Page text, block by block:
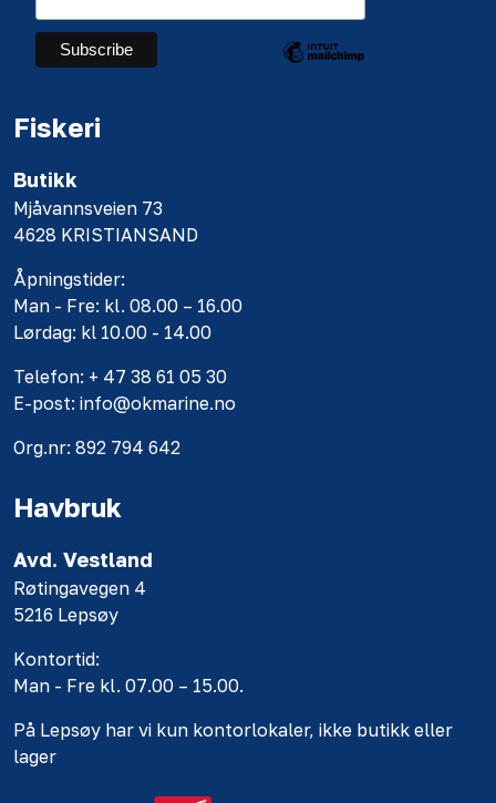
Fiskeri
Butikk
Mjåvannsveien 73
4628 KRISTIANSAND
Åpningstider:
Man - Fre: kl. 08.00 – 16.00
Lørdag: kl 10.00 - 14.00
Telefon: + 47 38 61 05 30
E-post: info@okmarine.no
Org.nr: 892 794 642
Havbruk
Avd. Vestland
Røtingavegen 4
5216 Lepsøy
Kontortid:
Man - Fre kl. 07.00 – 15.00.
På Lepsøy har vi kun kontorlokaler, ikke butikk eller
lager